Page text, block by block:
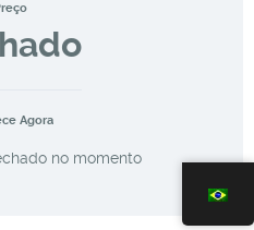
Agora
no momento